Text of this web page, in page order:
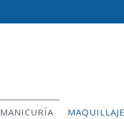
MANICURÍA MAQUILLAJE